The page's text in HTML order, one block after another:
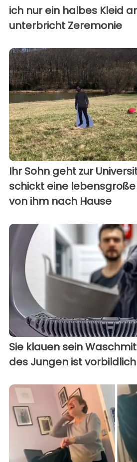
ich nur ein halbes Kleid
unterbricht Zeremonie
Ihr Sohn geht zur
schickt eine
von ihm nach Hause
Sie klauen sein
des Jungen ist vorbildlich